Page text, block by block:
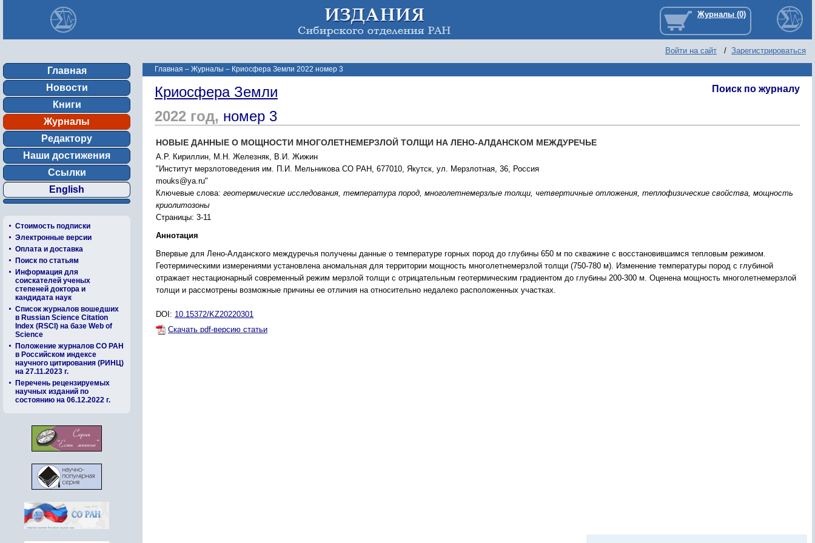
Войти на сайт / Зарегистрироваться
Главная
Новости
Книги
Журналы
Редактору
Наши достижения
Ссылки
English
Стоимость подписки
Электронные версии
Оплата и доставка
Поиск по статьям
Информация для
соискателей ученых
степеней доктора и
кандидата наук
Список журналов вошедших
в Russian Science Citation
Index (RSCI) на базе Web of
Science
Положение журналов СО РАН
в Российском индексе
научного цитирования (РИНЦ)
на 27.11.2023 г.
Перечень рецензируемых
научных изданий по
состоянию на 06.12.2022 г.
Главная – Журналы – Криосфера Земли 2022 номер 3
Поиск по журналу
Криосфера Земли
2022 год, номер 3
НОВЫЕ ДАННЫЕ О МОЩНОСТИ МНОГОЛЕТНЕМЕРЗЛОЙ ТОЛЩИ НА ЛЕНО-АЛДАНСКОМ МЕЖДУРЕЧЬЕ
А.Р. Кириллин, М.Н. Железняк, В.И. Жижин
"Институт мерзлотоведения им. П.И. Мельникова СО РАН, 677010, Якутск, ул. Мерзлотная, 36, Россия
mouks@ya.ru"
Ключевые слова: геотермические исследования, температура пород, многолетнемерзлые толщи, четвертичные отложения, теплофизические свойства, мощность
криолитозоны
Страницы: 3-11
Аннотация
Впервые для Лено-Алданского междуречья получены данные о температуре горных пород до глубины 650 м по скважине с восстановившимся тепловым режимом.
Геотермическими измерениями установлена аномальная для территории мощность многолетнемерзлой толщи (750-780 м). Изменение температуры пород с глубиной
отражает нестационарный современный режим мерзлой толщи с отрицательным геотермическим градиентом до глубины 200-300 м. Оценена мощность многолетнемерзлой
толщи и рассмотрены возможные причины ее отличия на относительно недалеко расположенных участках.
DOI: 10.15372/KZ20220301
Скачать pdf-версию статьи